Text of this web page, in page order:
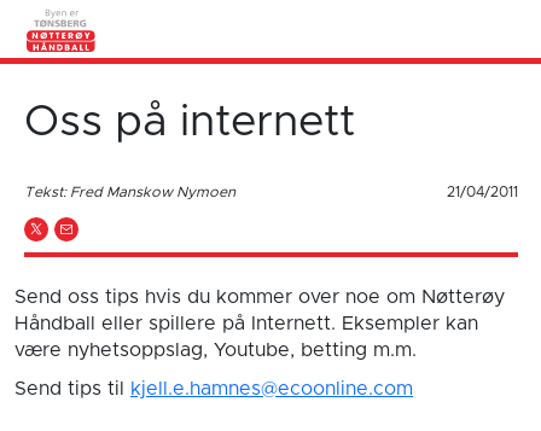
Oss på internett
Tekst: Fred Manskow Nymoen 21/04/2011
Send oss tips hvis du kommer over noe om Nøtterøy
Håndball eller spillere på Internett. Eksempler kan
være nyhetsoppslag, Youtube, betting m.m.
Send tips til kjell.e.hamnes@ecoonline.com